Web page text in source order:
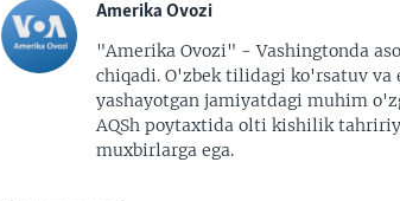
Amerika Ovozi
"Amerika Ovozi" - Vashingtonda
chiqadi. O'zbek tilidagi ko'rsatuv
yashayotgan jamiyatdagi muhim
AQSh poytaxtida olti kishilik
muxbirlarga ega.